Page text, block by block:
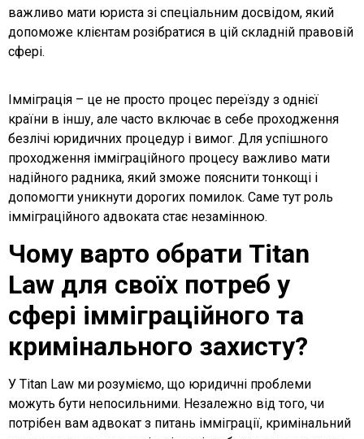
важливо мати юриста зі спеціальним досвідом, який
допоможе клієнтам розібратися в цій складній правовій
сфері.
Імміграція – це не просто процес переїзду з однієї
країни в іншу, але часто включає в себе проходження
безлічі юридичних процедур і вимог. Для успішного
проходження імміграційного процесу важливо мати
надійного радника, який зможе пояснити тонкощі і
допомогти уникнути дорогих помилок. Саме тут роль
імміграційного адвоката стає незамінною.
Чому варто обрати Titan
Law для своїх потреб у
сфері імміграційного та
кримінального захисту?
У Titan Law ми розуміємо, що юридичні проблеми
можуть бути непосильними. Незалежно від того, чи
потрібен вам адвокат з питань імміграції, кримінальний